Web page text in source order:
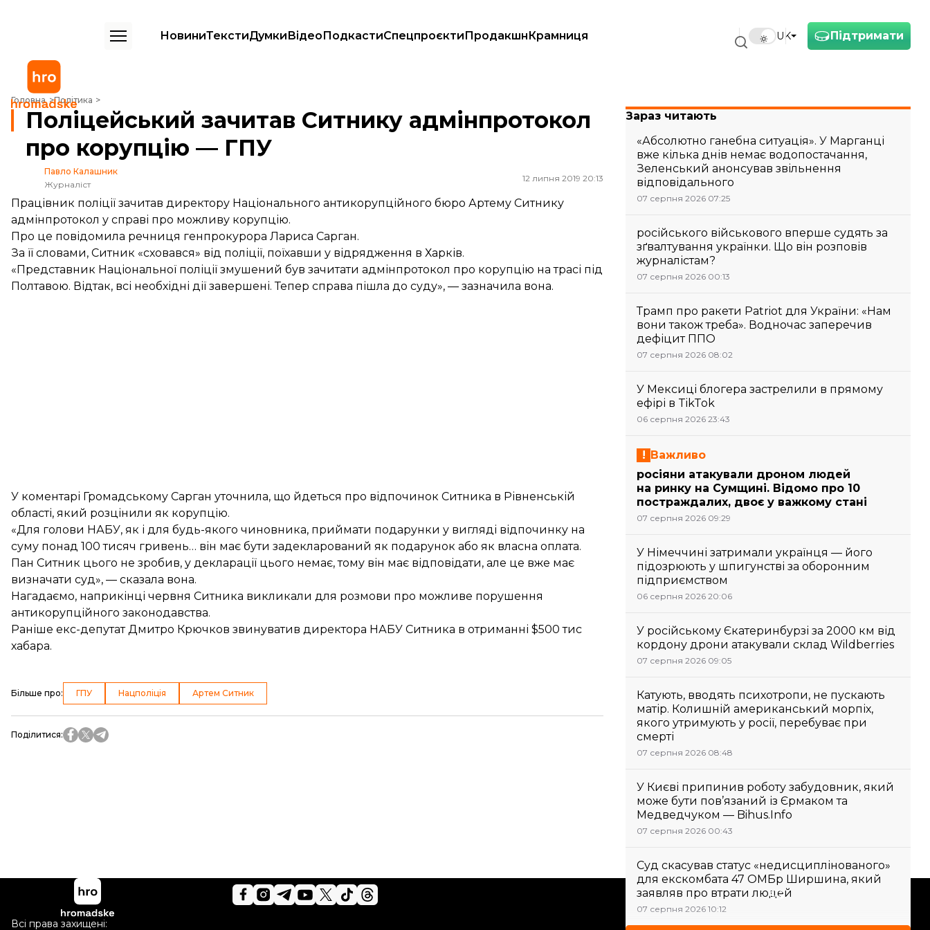
Підтримати
UK
НовиниТекстиДумкиВідеоПодкастиСпецпроєктиПродакшнКрамниця
Головна Політика
Поліцейський зачитав Ситнику адмінпротокол про корупцію — ГПУ
Поліцейський зачитав Ситнику адмінпротокол
про корупцію — ГПУ
Павло Калашник
Журналіст
12 липня 2019 20:13
Працівник поліції зачитав директору Національного антикорупційного бюро Артему Ситнику
адмінпротокол у справі про можливу корупцію.
Про це повідомила речниця генпрокурора Лариса Сарган.
За її словами, Ситник «сховався» від поліції, поїхавши у відрядження в Харків.
«Представник Національної поліції змушений був зачитати адмінпротокол про корупцію на трасі під
Полтавою. Відтак, всі необхідні дії завершені. Тепер справа пішла до суду», — зазначила вона.
У коментарі Громадському Сарган уточнила, що йдеться про відпочинок Ситника в Рівненській
області, який розцінили як корупцію.
«Для голови НАБУ, як і для будь-якого чиновника, приймати подарунки у вигляді відпочинку на
суму понад 100 тисяч гривень… він має бути задекларований як подарунок або як власна оплата.
Пан Ситник цього не зробив, у декларації цього немає, тому він має відповідати, але це вже має
визначати суд», — сказала вона.
Нагадаємо, наприкінці червня Ситника викликали для розмови про можливе порушення
антикорупційного законодавства.
Раніше екс-депутат Дмитро Крючков звинуватив директора НАБУ Ситника в отриманні $500 тис
хабара.
Більше про: ГПУ Нацполіція Артем Ситник
Поділитися:
Зараз читають
«Абсолютно ганебна ситуація». У Марганці
вже кілька днів немає водопостачання,
Зеленський анонсував звільнення
відповідального
07 серпня 2026 07:25
російського військового вперше судять за
зґвалтування українки. Що він розповів
журналістам?
07 серпня 2026 00:13
Трамп про ракети Patriot для України: «Нам
вони також треба». Водночас заперечив
дефіцит ППО
07 серпня 2026 08:02
У Мексиці блогера застрелили в прямому
ефірі в TikTok
06 серпня 2026 23:43
Важливо
росіяни атакували дроном людей
на ринку на Сумщині. Відомо про 10
постраждалих, двоє у важкому стані
07 серпня 2026 09:29
У Німеччині затримали українця — його
підозрюють у шпигунстві за оборонним
підприємством
06 серпня 2026 20:06
У російському Єкатеринбурзі за 2000 км від
кордону дрони атакували склад Wildberries
07 серпня 2026 09:05
Катують, вводять психотропи, не пускають
матір. Колишній американський морпіх,
якого утримують у росії, перебуває при
смерті
07 серпня 2026 08:48
У Києві припинив роботу забудовник, який
може бути пов’язаний із Єрмаком та
Медведчуком — Bihus.Info
07 серпня 2026 00:43
Суд скасував статус «недисциплінованого»
для екскомбата 47 ОМБр Ширшина, який
заявляв про втрати людей
07 серпня 2026 10:12
Підтримати
Всі права захищені: